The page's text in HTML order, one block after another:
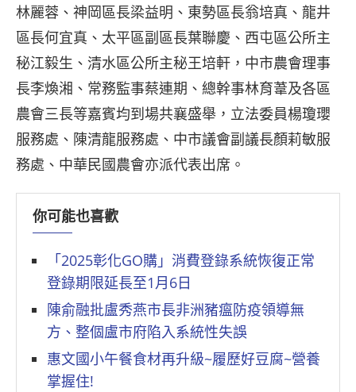
林麗蓉、神岡區長梁益明、東勢區長翁培真、龍井
區長何宜真、太平區副區長葉聯慶、西屯區公所主
秘江毅生、清水區公所主秘王培軒，中市農會理事
長李煥湘、常務監事蔡連期、總幹事林育葦及各區
農會三長等嘉賓均到場共襄盛舉，立法委員楊瓊瓔
服務處、陳清龍服務處、中市議會副議長顏莉敏服
務處、中華民國農會亦派代表出席。
你可能也喜歡
「2025彰化GO購」消費登錄系統恢復正常
登錄期限延長至1月6日
陳俞融批盧秀燕市長非洲豬瘟防疫領導無
方、整個盧市府陷入系統性失誤
惠文國小午餐食材再升級~履歷好豆腐~營養
掌握住!